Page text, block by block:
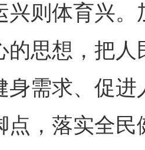
兴则体育兴
的思想，把
身需求、促
点，落实全